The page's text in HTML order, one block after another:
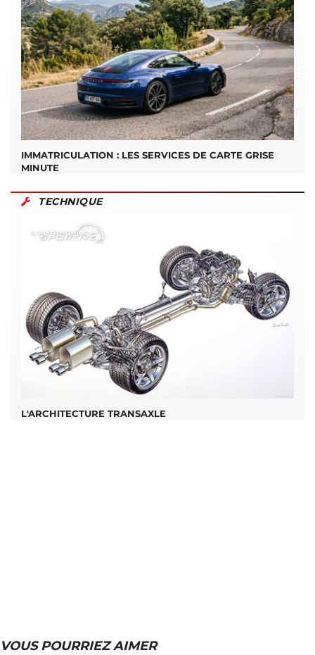
IMMATRICULATION : LES SERVICES DE CARTE GRISE
MINUTE
TECHNIQUE
L'ARCHITECTURE TRANSAXLE
VOUS POURRIEZ AIMER